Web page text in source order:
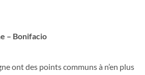
– Bonifacio
ont des points communs à n’en plus